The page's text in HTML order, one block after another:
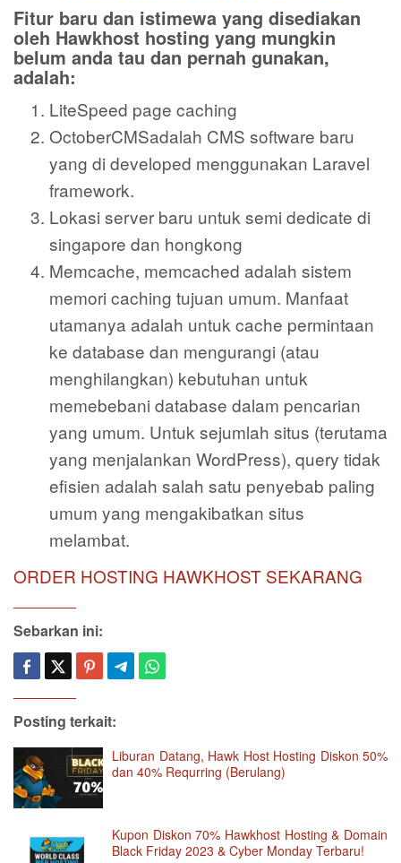
Fitur baru dan istimewa yang disediakan
oleh Hawkhost hosting yang mungkin
belum anda tau dan pernah gunakan,
adalah:
LiteSpeed page caching
OctoberCMSadalah CMS software baru
yang di developed menggunakan Laravel
framework.
Lokasi server baru untuk semi dedicate di
singapore dan hongkong
Memcache, memcached adalah sistem
memori caching tujuan umum. Manfaat
utamanya adalah untuk cache permintaan
ke database dan mengurangi (atau
menghilangkan) kebutuhan untuk
memebebani database dalam pencarian
yang umum. Untuk sejumlah situs (terutama
yang menjalankan WordPress), query tidak
efisien adalah salah satu penyebab paling
umum yang mengakibatkan situs
melambat.
ORDER HOSTING HAWKHOST SEKARANG
Sebarkan ini:
Posting terkait:
Liburan Datang, Hawk Host Hosting Diskon 50%
dan 40% Requrring (Berulang)
Kupon Diskon 70% Hawkhost Hosting & Domain
Black Friday 2023 & Cyber Monday Terbaru!